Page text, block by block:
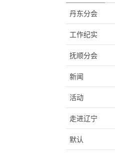
丹东分会
工作纪实
抚顺分会
新闻
活动
走进辽宁
默认